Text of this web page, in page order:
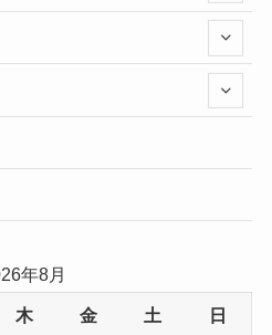
(5)
年8月
木 金 土 日